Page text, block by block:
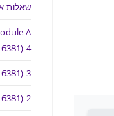
שאלות
A
4
3
2